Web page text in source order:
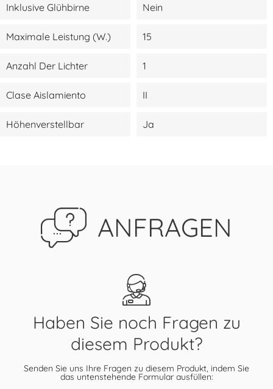
Inklusive Glühbirne Nein
Maximale Leistung (W.) 15
Anzahl Der Lichter 1
Clase Aislamiento II
Höhenverstellbar Ja
ANFRAGEN
Haben Sie noch Fragen zu
diesem Produkt?
Senden Sie uns Ihre Fragen zu diesem Produkt, indem Sie
das untenstehende Formular ausfüllen: